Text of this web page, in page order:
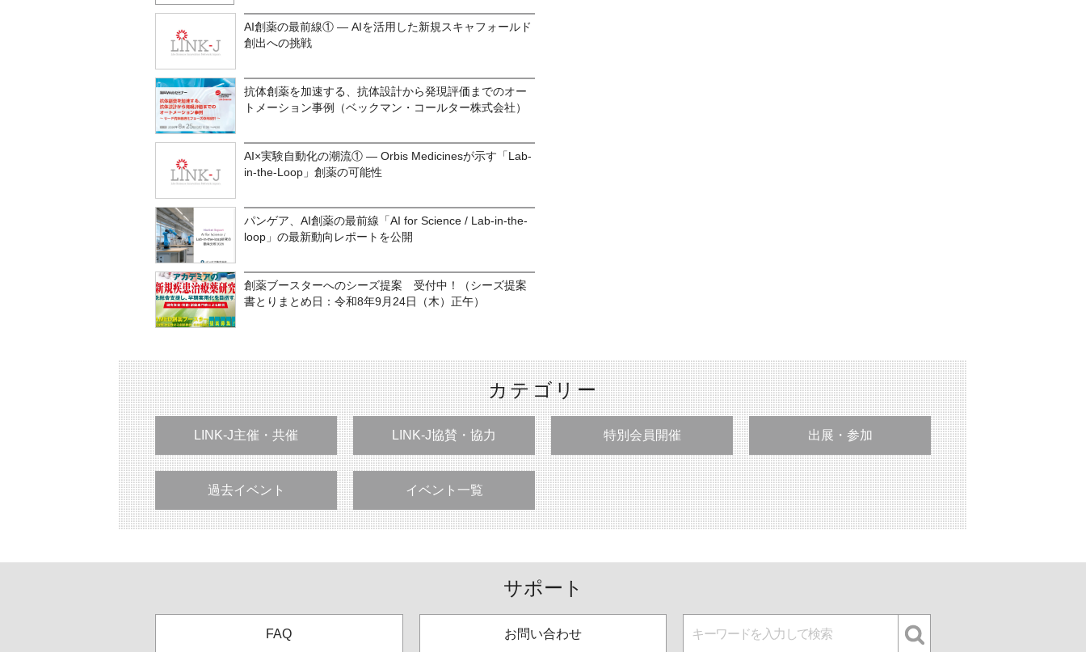
AI創薬の最前線① ― AIを活用した新規スキャフォールド
創出への挑戦
抗体創薬を加速する、抗体設計から発現評価までのオー
トメーション事例（ベックマン・コールター株式会社）
AI×実験自動化の潮流① ― Orbis Medicinesが示す「Lab-
in-the-Loop」創薬の可能性
パンゲア、AI創薬の最前線「AI for Science / Lab-in-the-
loop」の最新動向レポートを公開
創薬ブースターへのシーズ提案 受付中！（シーズ提案
書とりまとめ日：令和8年9月24日（木）正午）
カテゴリー
LINK-J主催・共催 LINK-J協賛・協力 特別会員開催 出展・参加
過去イベント イベント一覧
サポート
FAQ お問い合わせ